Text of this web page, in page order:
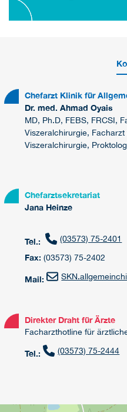
Chefarzt Klinik für
Dr. med. Ahmad Oyais
MD, Ph.D, FEBS, FRCSI,
Viszeralchirurgie, Facharzt
Viszeralchirurgie,
Chefarztsekretariat
Jana Heinze
Tel.: (03573) 75-2401
Fax: (03573) 75-2402
Mail:
Direkter Draht für Ärzte
Facharzthotline für
Tel.: (03573) 75-2444